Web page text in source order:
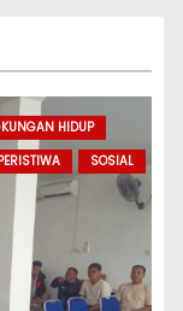
HIDUP
SOSIAL